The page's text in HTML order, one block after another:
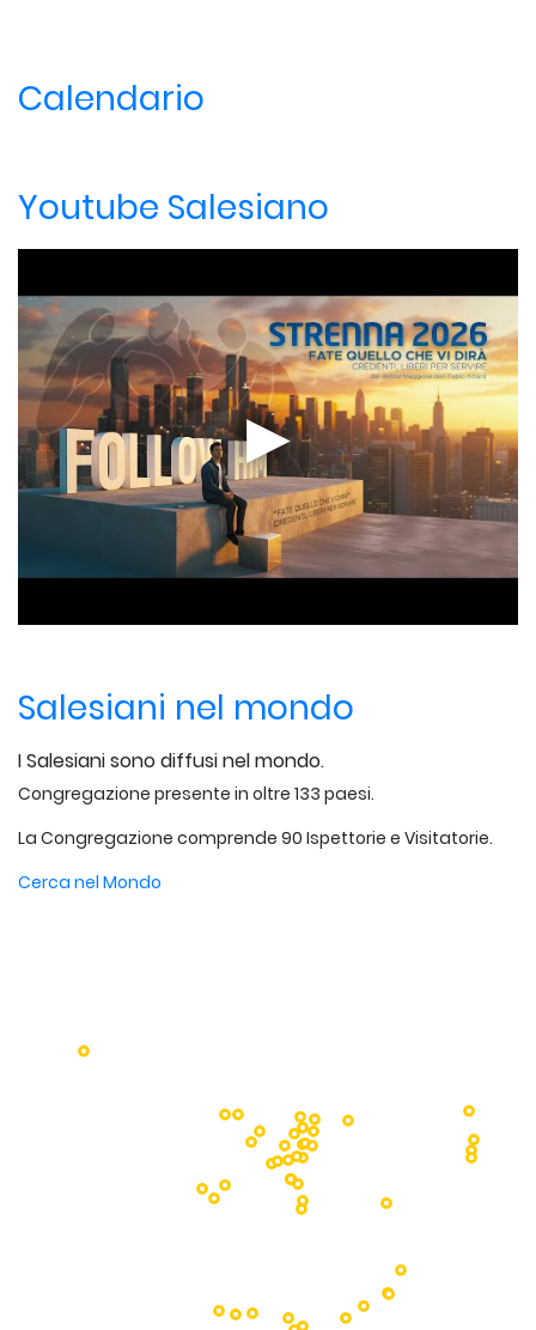
Calendario
Youtube Salesiano
Salesiani nel mondo
I Salesiani sono diffusi nel mondo.
Congregazione presente in oltre 133 paesi.
La Congregazione comprende 90 Ispettorie e Visitatorie.
Cerca nel Mondo